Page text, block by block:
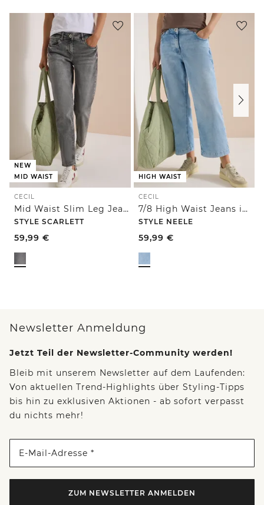
NEW
MID WAIST
CECIL
Mid Waist Slim Leg Jeans im Casual Fit
STYLE SCARLETT
59,99 €
HIGH WAIST
CECIL
7/8 High Waist Jeans im Loose Fit
STYLE NEELE
59,99 €
Newsletter Anmeldung
Jetzt Teil der Newsletter-Community werden!
Bleib mit unserem Newsletter auf dem Laufenden:
Von aktuellen Trend-Highlights über Styling-Tipps
bis hin zu exklusiven Aktionen - ab sofort verpasst
du nichts mehr!
E-Mail-Adresse *
ZUM NEWSLETTER ANMELDEN